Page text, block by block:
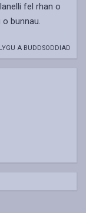
fel rhan o
bunnau.
A BUDDSODDIAD